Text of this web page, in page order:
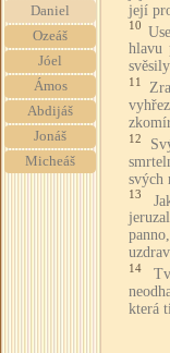
Daniel
Ozeáš
Jóel
Ámos
Abdijáš
Jonáš
Micheáš
její
10
hlavu
11
12
svých
13
14
která